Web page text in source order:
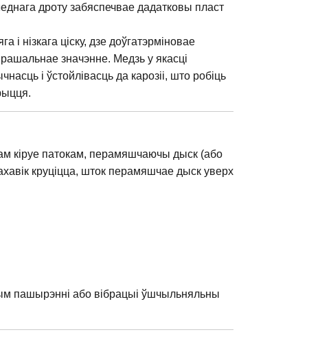
дроту забяспечвае дадатковы пласт
і нізкага ціску, дзе доўгатэрміновае
значэнне. Медзь у якасці
і ўстойлівасць да карозіі, што робіць
кіруе патокам, перамяшчаючы дыск (або
круціцца, шток перамяшчае дыск уверх
пашырэнні або вібрацыі ўшчыльняльны